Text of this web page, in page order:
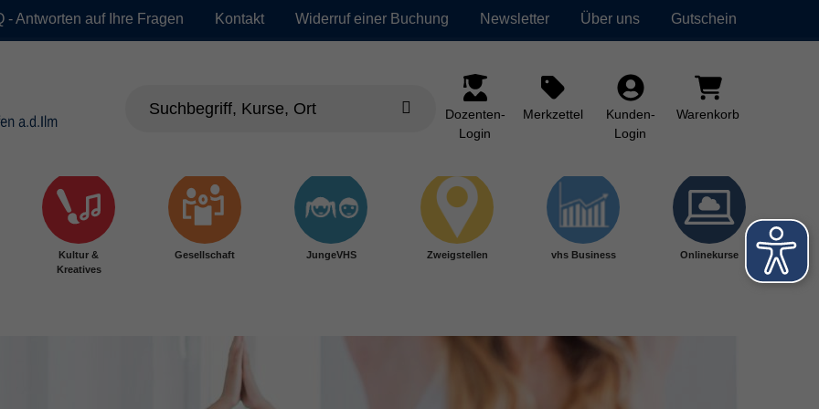
- Antworten auf Ihre Fragen Kontakt Widerruf einer Buchung Newsletter Über uns Gutschein
Dozenten-
Login
Merkzettel
Kunden-
Login
Warenkorb
Kultur &
Kreatives
Gesellschaft JungeVHS Zweigstellen vhs Business Onlinekurse